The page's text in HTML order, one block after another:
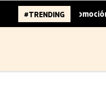
#TRENDING
la automoción europea